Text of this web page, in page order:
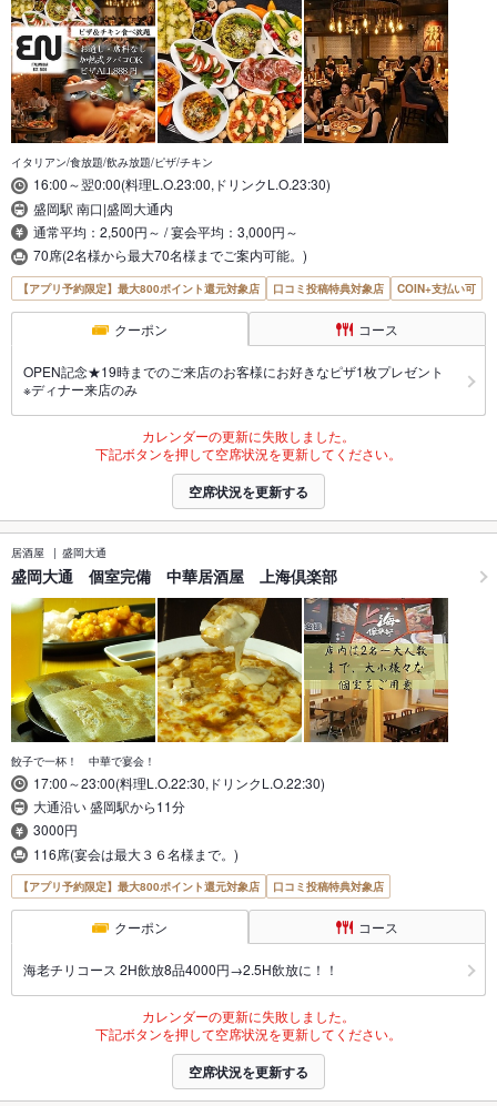
イタリアン/食放題/飲み放題/ピザ/チキン
16:00～翌0:00(料理L.O.23:00,ドリンクL.O.23:30)
盛岡駅 南口|盛岡大通内
通常平均：2,500円～ / 宴会平均：3,000円～
70席(2名様から最大70名様までご案内可能。)
【アプリ予約限定】最大800ポイント還元対象店 口コミ投稿特典対象店 COIN+支払い可
クーポン コース
OPEN記念★19時までのご来店のお客様にお好きなピザ1枚プレゼント
※ディナー来店のみ
カレンダーの更新に失敗しました。
下記ボタンを押して空席状況を更新してください。
空席状況を更新する
居酒屋 盛岡大通
盛岡大通 個室完備 中華居酒屋 上海倶楽部
餃子で一杯！ 中華で宴会！
17:00～23:00(料理L.O.22:30,ドリンクL.O.22:30)
大通沿い 盛岡駅から11分
3000円
116席(宴会は最大３６名様まで。)
【アプリ予約限定】最大800ポイント還元対象店 口コミ投稿特典対象店
クーポン コース
海老チリコース 2H飲放8品4000円→2.5H飲放に！！
カレンダーの更新に失敗しました。
下記ボタンを押して空席状況を更新してください。
空席状況を更新する